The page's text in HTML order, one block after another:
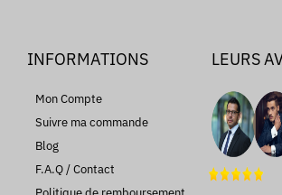
INFORMATIONS
Mon Compte
Suivre ma commande
Blog
F.A.Q / Contact
LEURS